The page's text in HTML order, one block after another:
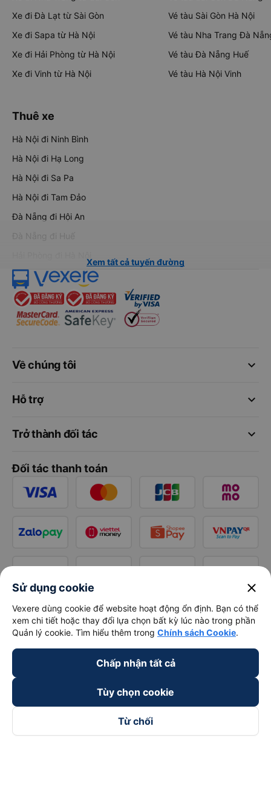
Xe đi Đà Lạt từ Sài Gòn
Xe đi Sapa từ Hà Nội
Xe đi Hải Phòng từ Hà Nội
Xe đi Vinh từ Hà Nội
Vé tàu Sài Gòn Hà Nội
Vé tàu Nha Trang Đà
Vé tàu Đà Nẵng Huế
Vé tàu Hà Nội Vinh
Thuê xe
Hà Nội đi Ninh Bình
Hà Nội đi Hạ Long
Hà Nội đi Sa Pa
Hà Nội đi Tam Đảo
Đà Nẵng đi Hội An
Đà Nẵng đi Huế
Xem tất cả tuyến đường
keyboard_arrow_down
Về chúng tôi
keyboard_arrow_down
Hỗ trợ
keyboard_arrow_down
Trở thành đối tác
Đối tác thanh toán
Sử dụng cookie close
Vexere dùng cookie để website hoạt động ổn định. Bạn có thể
xem chi tiết hoặc thay đổi lựa chọn bất kỳ lúc nào trong phần
Quản lý cookie. Tìm hiểu thêm trong Chính sách Cookie.
Chấp nhận tất cả
Tùy chọn cookie
Từ chối